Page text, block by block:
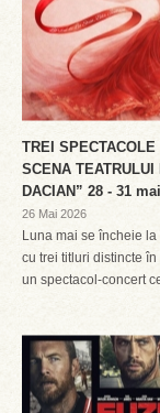
TREI
SCENA
DACIAN” 28 - 31
26 Mai 2026
Luna mai se încheie
cu trei titluri distincte
un spectacol-concert